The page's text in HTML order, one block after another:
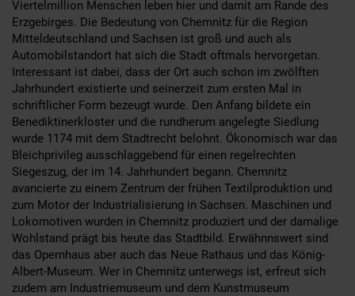
Viertelmillion Menschen leben hier und damit am Rande des
Erzgebirges. Die Bedeutung von Chemnitz für die Region
Mitteldeutschland und Sachsen ist groß und auch als
Automobilstandort hat sich die Stadt oftmals hervorgetan.
Interessant ist dabei, dass der Ort auch schon im zwölften
Jahrhundert existierte und seinerzeit zum ersten Mal in
schriftlicher Form bezeugt wurde. Den Anfang bildete ein
Benediktinerkloster und die rundherum angelegte Siedlung
wurde 1174 mit dem Stadtrecht belohnt. Ökonomisch war das
Bleichprivileg ausschlaggebend für einen regelrechten
Siegeszug, der im 14. Jahrhundert begann. Chemnitz
avancierte zu einem Zentrum der frühen Textilproduktion und
zum Motor der Industrialisierung in Sachsen. Maschinen und
Lokomotiven wurden in Chemnitz produziert und der damalige
Wohlstand prägt bis heute das Stadtbild. Erwähnnswert sind
das Opernhaus aber auch das Neue Rathaus und das König-
Albert-Museum. Wer in Chemnitz unterwegs ist, erfreut sich
zudem am Industriemuseum und dem Kunstmuseum